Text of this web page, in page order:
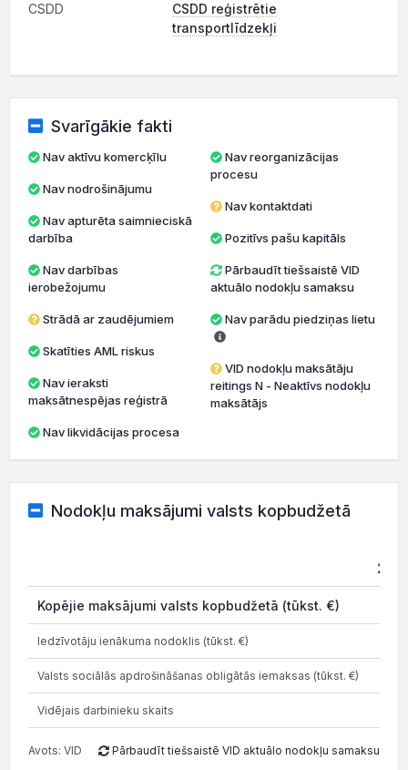
CSDD
CSDD reģistrētie
transportlīdzekļi
Svarīgākie fakti
Nav aktīvu komercķīlu
Nav nodrošinājumu
darbība
ierobežojumu
Strādā ar zaudējumiem
Skatīties AML riskus
maksātnespējas reģistrā
Nav likvidācijas procesa
Nav reorganizācijas
procesu
Nav kontaktdati
Pozitīvs pašu kapitāls
Pārbaudīt tiešsaistē VID
aktuālo nodokļu samaksu
Nav parādu piedziņas lietu
VID nodokļu maksātāju
reitings N - Neaktīvs nodokļu
maksātājs
Nodokļu maksājumi valsts kopbudžetā
2025
Kopējie maksājumi valsts kopbudžetā (tūkst. €)
Iedzīvotāju ienākuma nodoklis (tūkst. €)
Valsts sociālās apdrošināšanas obligātās iemaksas (tūkst. €)
Vidējais darbinieku skaits
Avots: VID Pārbaudīt tiešsaistē VID aktuālo nodokļu samaksu